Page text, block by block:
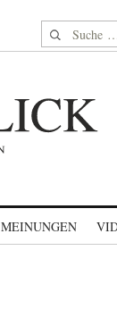
Suche nach:
MEINUNGEN